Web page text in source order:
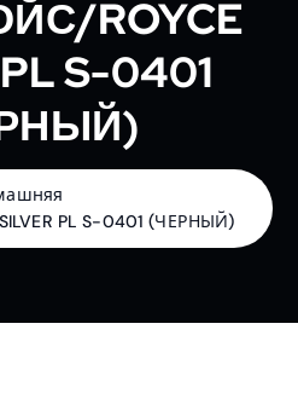
ROYCE
S-0401
PL S-0401 (ЧЕРНЫЙ)